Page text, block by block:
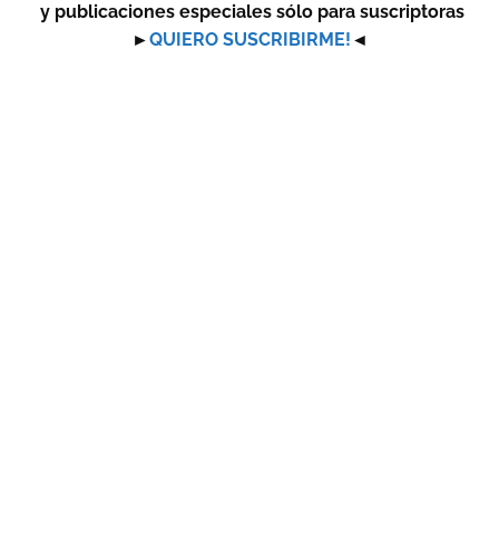
y publicaciones especiales sólo para suscriptoras
►QUIERO SUSCRIBIRME! ◄